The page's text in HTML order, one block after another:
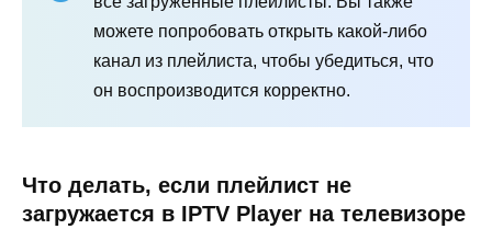
можете попробовать открыть какой-либо
канал из плейлиста, чтобы убедиться, что
он воспроизводится корректно.
Что делать, если плейлист не
загружается в IPTV Player на телевизоре